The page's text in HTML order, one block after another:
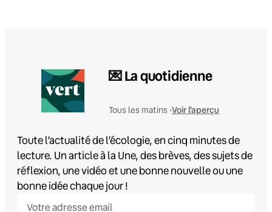
💌 La quotidienne
Tous les matins •Voir l'aperçu
Toute l’actualité de l’écologie, en cinq minutes de
lecture. Un article à la Une, des brèves, des sujets de
réflexion, une vidéo et une bonne nouvelle ou une
bonne idée chaque jour !